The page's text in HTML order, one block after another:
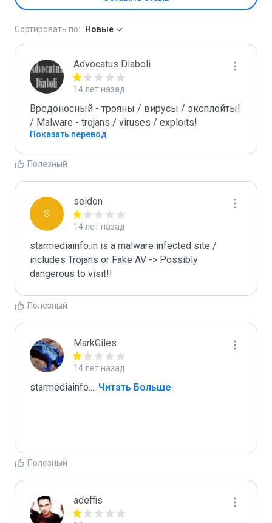
Сортировать по: Новые
Advocatus Diaboli
14 лет назад
Вредоносный - трояны / вирусы / эксплойты!
/ Malware - trojans / viruses / exploits!
Показать перевод
Полезный
S
seidon
14 лет назад
starmediainfo.in is a malware infected site /
includes Trojans or Fake AV -> Possibly
dangerous to visit!!
Полезный
MarkGiles
14 лет назад
starmediainfo.... Читать Больше
Полезный
adeffis